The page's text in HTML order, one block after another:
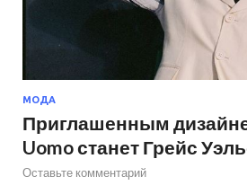
МОДА
Приглашенным
Uomo станет Грейс
Оставьте комментарий